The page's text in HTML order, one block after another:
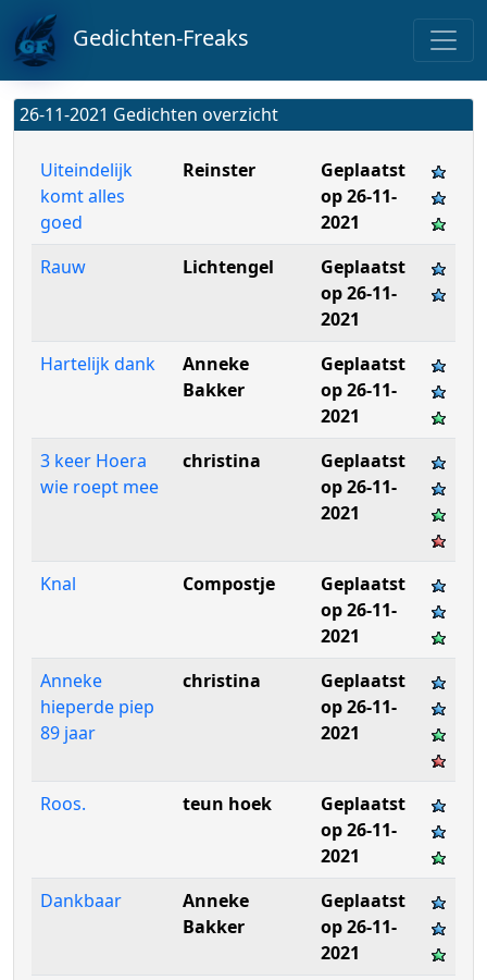
Gedichten-Freaks
26-11-2021 Gedichten overzicht
Uiteindelijk
komt alles
goed
Reinster
Geplaatst
op 26-11-
2021
Rauw
Lichtengel
Geplaatst
op 26-11-
2021
Hartelijk dank
Anneke
Bakker
Geplaatst
op 26-11-
2021
3 keer Hoera
wie roept mee
christina
Geplaatst
op 26-11-
2021
Knal Compostje
Geplaatst
op 26-11-
2021
Anneke
hieperde piep
89 jaar
christina
Geplaatst
op 26-11-
2021
Roos. teun hoek
Geplaatst
op 26-11-
2021
Dankbaar
Anneke
Bakker
Geplaatst
op 26-11-
2021